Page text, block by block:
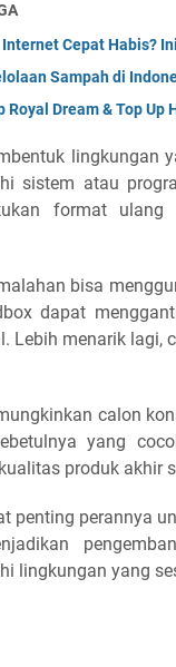
Cepat Habis?
Sampah di
Royal Dream & Top
lingkungan
sistem atau
format
bisa
dapat
Lebih menarik lagi,
calon
yang
produk akhir
penting perannya
lingkungan yang